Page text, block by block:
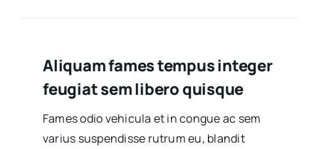
Aliquam fames tempus integer
feugiat sem libero quisque
Fames odio vehicula et in congue ac sem
varius suspendisse rutrum eu, blandit